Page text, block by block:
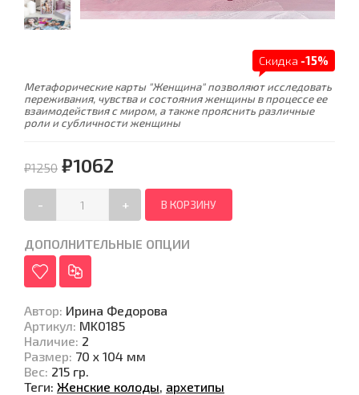
Скидка -15%
Метафорические карты "Женщина" позволяют исследовать
переживания, чувства и состояния женщины в процессе ее
взаимодействия с миром, а также прояснить различные
роли и субличности женщины
₽1250 ₽1062
- +
ДОПОЛНИТЕЛЬНЫЕ ОПЦИИ
Автор: Ирина Федорова
Артикул: MK0185
Наличие: 2
Размер: 70 х 104 мм
Вес: 215 гр.
Теги: Женские колоды, архетипы